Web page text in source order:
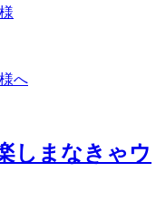
へ
しまなきゃウ